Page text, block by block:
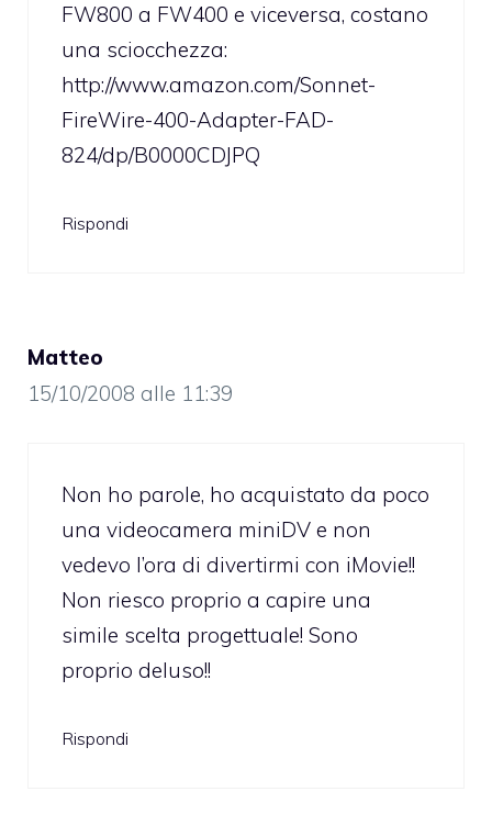
FW800 a FW400 e viceversa, costano
una sciocchezza:
http://www.amazon.com/Sonnet-
FireWire-400-Adapter-FAD-
824/dp/B0000CDJPQ
Rispondi
Matteo
15/10/2008 alle 11:39
Non ho parole, ho acquistato da poco
una videocamera miniDV e non
vedevo l’ora di divertirmi con iMovie!!
Non riesco proprio a capire una
simile scelta progettuale! Sono
proprio deluso!!
Rispondi